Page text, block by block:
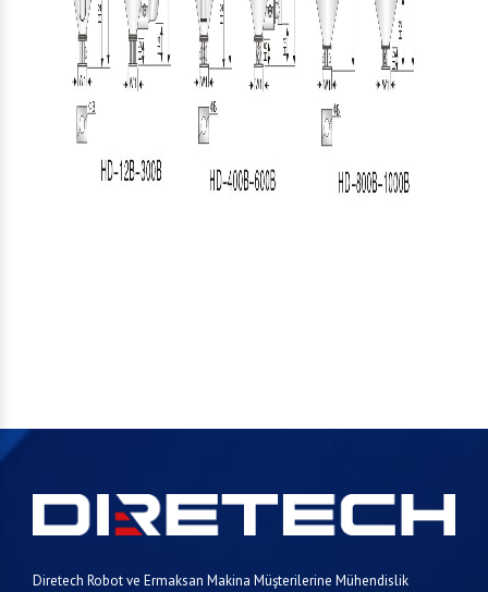
Diretech Robot ve Ermaksan Makina Müşterilerine Mühendislik